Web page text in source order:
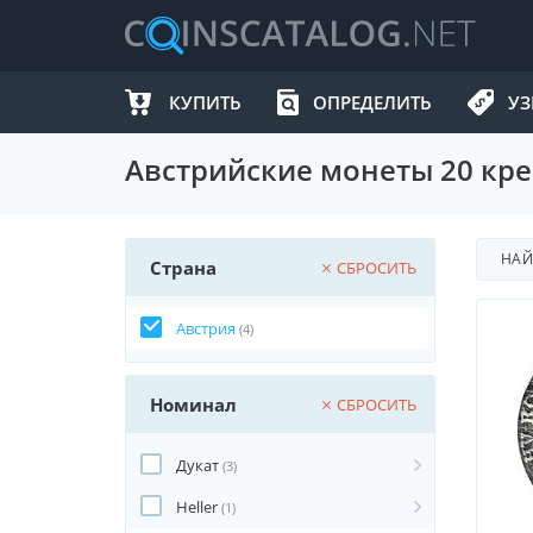
КУПИТЬ ОПРЕДЕЛИТЬ
Австрийские монеты 20
Страна СБРОСИТЬ
Австрия (4)
Номинал СБРОСИТЬ
Дукат (3)
Heller (1)